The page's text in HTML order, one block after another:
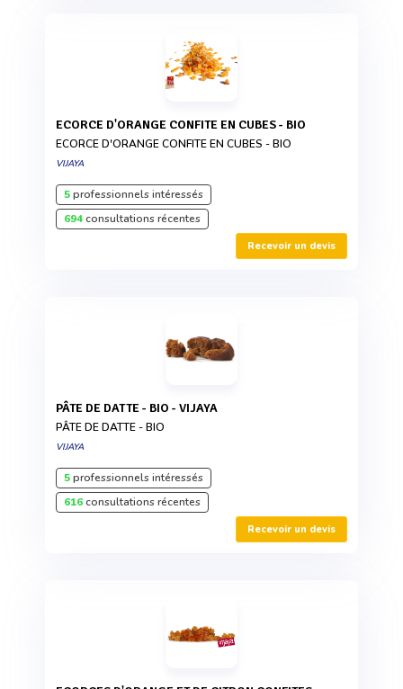
ECORCE D'ORANGE CONFITE EN CUBES - BIO
ECORCE D'ORANGE CONFITE EN CUBES - BIO
VIJAYA
5professionnels intéressés
694consultations récentes
Recevoir un devis
PÂTE DE DATTE - BIO - VIJAYA
PÂTE DE DATTE - BIO
VIJAYA
5professionnels intéressés
616consultations récentes
Recevoir un devis